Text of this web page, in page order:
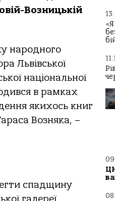
Возницькій
народного
Львівської
національної
в рамках
якихось книг
Возняка, –
спадщину